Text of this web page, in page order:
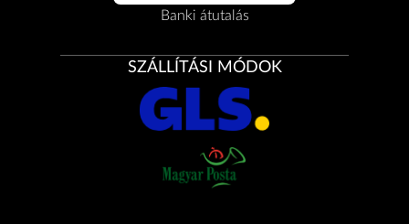
Banki átutalás
SZÁLLÍTÁSI MÓDOK